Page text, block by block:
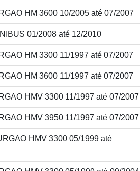
HM 3600 10/2005 até 07/2007
01/2008 até 12/2010
HM 3300 11/1997 até 07/2007
HM 3600 11/1997 até 07/2007
HMV 3300 11/1997 até 07/2007
HMV 3950 11/1997 até 07/2007
HMV 3300 05/1999 até